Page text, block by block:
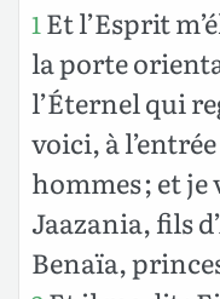
1 Et l’Esprit
la porte
l’Éternel qui
voici, à
hommes ; et je
Jaazania, fils
Benaïa,